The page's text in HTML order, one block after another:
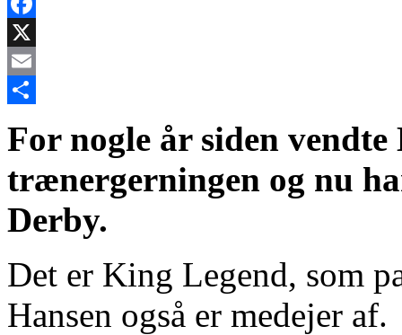
Facebook
X
Email
For nogle år siden
trænergerningen og nu
Derby.
Det er King Legend, som
Hansen også er medejer af.